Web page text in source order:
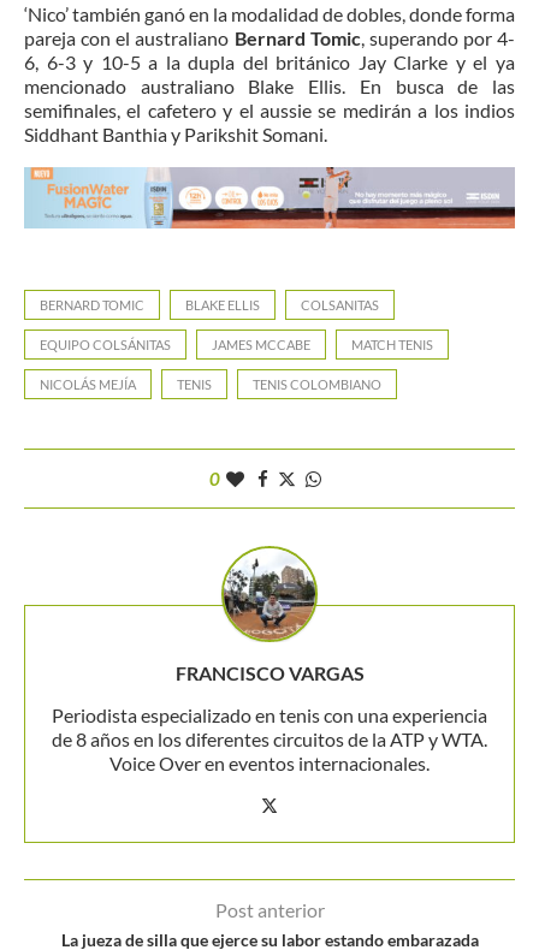
‘Nico’ también ganó en la modalidad de dobles, donde forma
pareja con el australiano Bernard Tomic , superando por 4-
6, 6-3 y 10-5 a la dupla del británico Jay Clarke y el ya
mencionado australiano Blake Ellis. En busca de las
semifinales, el cafetero y el aussie se medirán a los indios
Siddhant Banthia y Parikshit Somani.
BERNARD TOMIC BLAKE ELLIS COLSANITAS
EQUIPO COLSÁNITAS JAMES MCCABE MATCH TENIS
NICOLÁS MEJÍA TENIS TENIS COLOMBIANO
0
FRANCISCO VARGAS
Periodista especializado en tenis con una experiencia
de 8 años en los diferentes circuitos de la ATP y WTA.
Voice Over en eventos internacionales.
Post anterior
La jueza de silla que ejerce su labor estando embarazada